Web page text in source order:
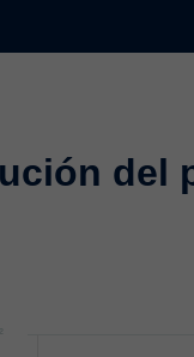
del